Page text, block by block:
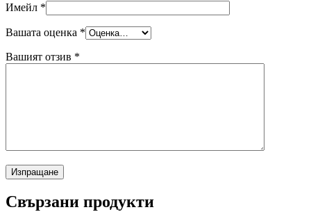
Имейл *
Вашата оценка *
Вашият отзив *
Свързани продукти